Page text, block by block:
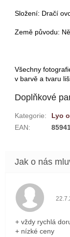
Složení: Dračí
Země původu:
Všechny
v barvě a tvaru
Doplňkové
Kategorie:
Lyo
EAN:
+ vždy rychlá
+ nízké ceny